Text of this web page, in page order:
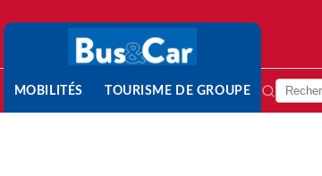
MOBILITÉS TOURISME DE GROUPE